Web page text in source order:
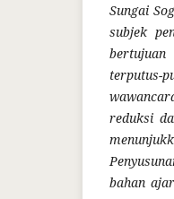
Sungai
subjek
terputus-
reduksi
bahan